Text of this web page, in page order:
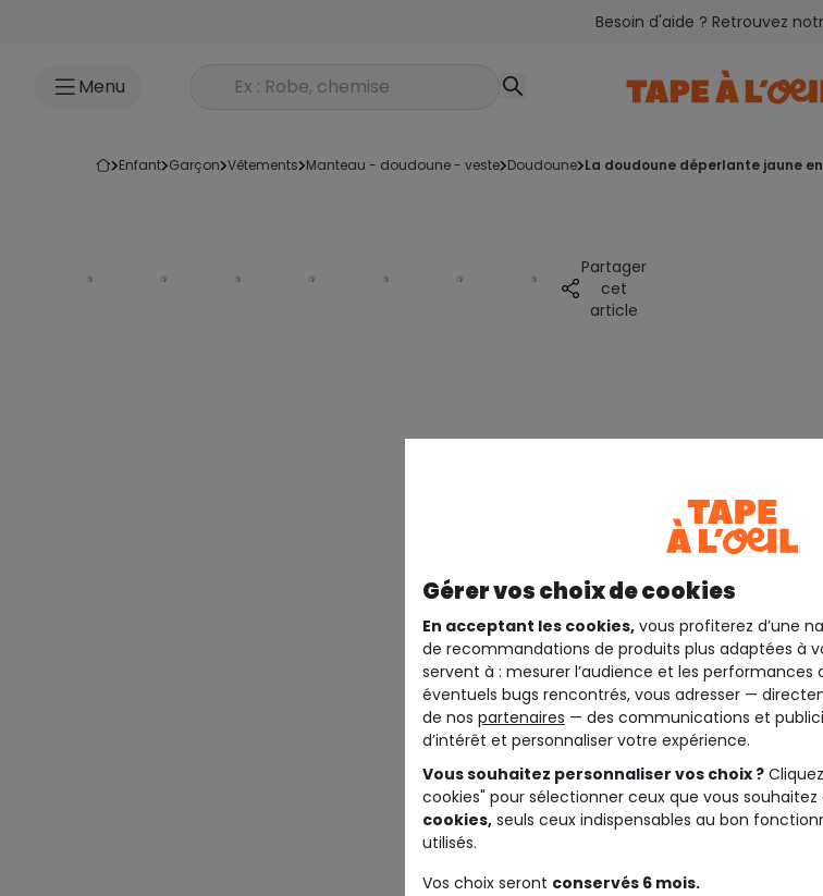
Besoin d'aide ? Retrouvez
Menu Rechercher un produit
enfant garçon vêtements manteau - doudoune - veste doudoune la doudoune déperlante jaune
Partager
cet
article
Gérer vos choix de cookies
En acceptant les cookies, vous profiterez d’une
de recommandations de produits plus adaptées à
servent à : mesurer l’audience et les performances
éventuels bugs rencontrés, vous adresser —
de nos partenaires — des communications et
d’intérêt et personnaliser votre expérience.
Vous souhaitez personnaliser vos choix ?
cookies" pour sélectionner ceux que vous souhaitez
cookies, seuls ceux indispensables au bon
utilisés.
Vos choix seront conservés 6 mois.